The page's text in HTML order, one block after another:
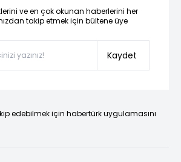
ve en çok okunan haberlerini her
takip etmek için bültene üye
Kaydet
edebilmek için habertürk uygulamasını